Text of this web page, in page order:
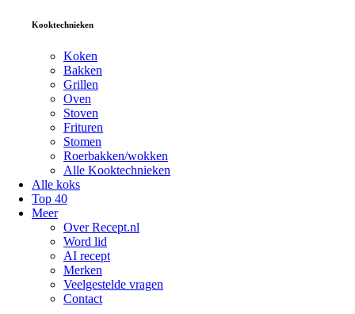
Kooktechnieken
Koken
Bakken
Grillen
Oven
Stoven
Frituren
Stomen
Roerbakken/wokken
Alle Kooktechnieken
Alle koks
Top 40
Meer
Over Recept.nl
Word lid
AI recept
Merken
Veelgestelde vragen
Contact